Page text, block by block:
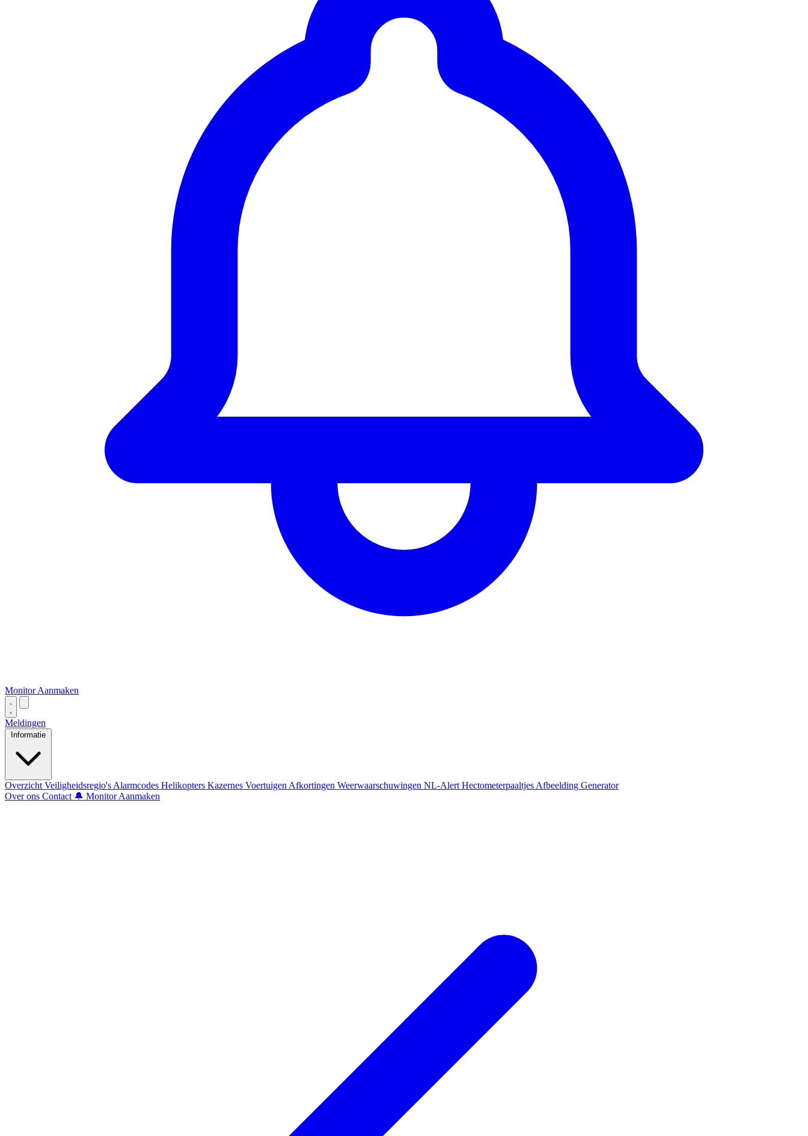
Monitor Aanmaken
Meldingen
Informatie
Overzicht Veiligheidsregio's Alarmcodes Helikopters Kazernes Voertuigen Afkortingen Weerwaarschuwingen NL-Alert Hectometerpaaltjes Afbeelding Generator
Over ons Contact 🔔 Monitor Aanmaken